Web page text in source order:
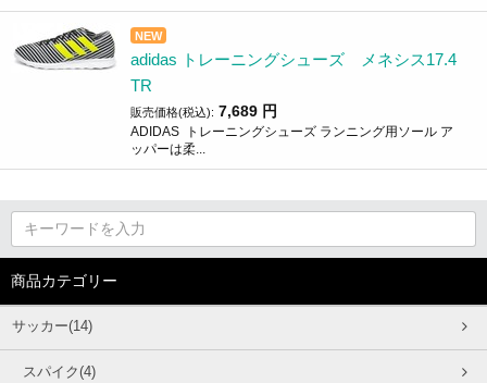
NEW
adidas トレーニングシューズ メネシス17.4
TR
販売価格(税込): 7,689 円
ADIDAS トレーニングシューズ ランニング用ソール ア
ッパーは柔...
商品カテゴリー
サッカー(14)
スパイク(4)